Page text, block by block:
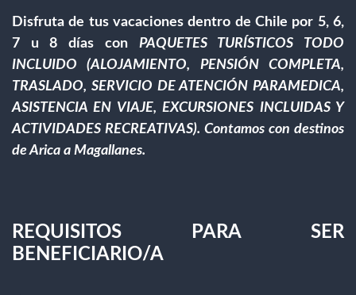
Disfruta de tus vacaciones dentro de Chile por 5, 6,
7 u 8 días con PAQUETES TURÍSTICOS TODO
INCLUIDO (ALOJAMIENTO, PENSIÓN COMPLETA,
TRASLADO, SERVICIO DE ATENCIÓN PARAMEDICA,
ASISTENCIA EN VIAJE, EXCURSIONES INCLUIDAS Y
ACTIVIDADES RECREATIVAS). Contamos con destinos
de Arica a Magallanes.
REQUISITOS PARA SER
BENEFICIARIO/A